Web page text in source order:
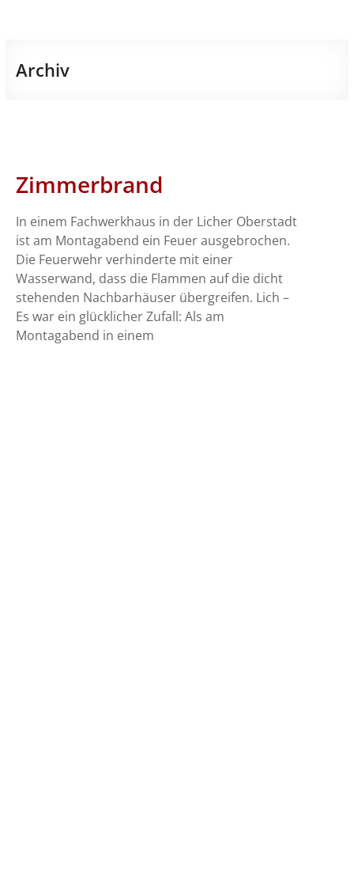
Archiv
Zimmerbrand
In einem Fachwerkhaus in der Licher Oberstadt
ist am Montagabend ein Feuer ausgebrochen.
Die Feuerwehr verhinderte mit einer
Wasserwand, dass die Flammen auf die dicht
stehenden Nachbarhäuser übergreifen. Lich –
Es war ein glücklicher Zufall: Als am
Montagabend in einem